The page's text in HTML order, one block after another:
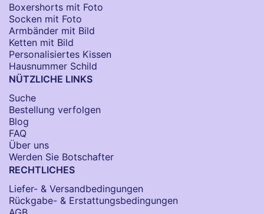
Boxershorts mit Foto
Socken​ mit Foto
Armbänder mit Bild​
Ketten mit Bild
Personalisiertes Kissen
Hausnummer Schild
NÜTZLICHE LINKS
Suche
Bestellung verfolgen
Blog
FAQ
Über uns
Werden Sie Botschafter
RECHTLICHES
Liefer- & Versandbedingungen
Rückgabe- & Erstattungsbedingungen